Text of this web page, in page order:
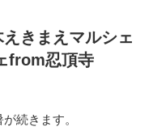
きまえマルシェ
from忍頂寺
続きます。